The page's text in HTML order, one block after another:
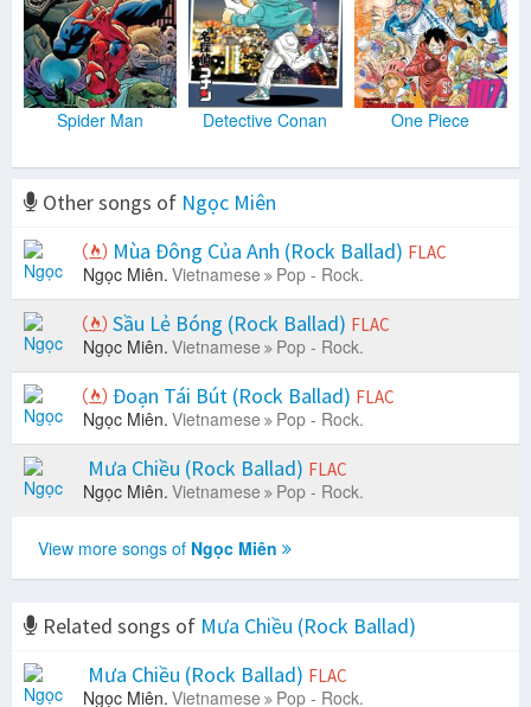
Spider Man Detective Conan One Piece
Other songs of Ngọc Miên
Mùa Đông Của Anh (Rock Ballad) FLAC
Ngọc Miên. Vietnamese Pop - Rock.
Sầu Lẻ Bóng (Rock Ballad) FLAC
Ngọc Miên. Vietnamese Pop - Rock.
Đoạn Tái Bút (Rock Ballad) FLAC
Ngọc Miên. Vietnamese Pop - Rock.
Mưa Chiều (Rock Ballad) FLAC
Ngọc Miên. Vietnamese Pop - Rock.
View more songs of Ngọc Miên
Related songs of Mưa Chiều (Rock Ballad)
Mưa Chiều (Rock Ballad) FLAC
Ngọc Miên. Vietnamese Pop - Rock.